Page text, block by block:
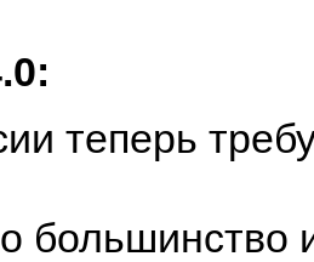
теперь
большинство